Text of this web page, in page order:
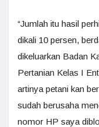
“Jumlah itu hasil
dikali 10 persen,
dikeluarkan Badan
Pertanian Kelas I
artinya petani kan
sudah berusaha
nomor HP saya